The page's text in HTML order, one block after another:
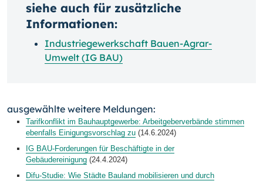
siehe auch für zusätzliche
Informationen:
Industriegewerkschaft Bauen-Agrar-
Umwelt (IG BAU)
ausgewählte weitere Meldungen:
Tarifkonflikt im Bauhauptgewerbe: Arbeitgeberverbände stimmen
ebenfalls Einigungsvorschlag zu (14.6.2024)
IG BAU-Forderungen für Beschäftigte in der
Gebäudereinigung (24.4.2024)
Difu-Studie: Wie Städte Bauland mobilisieren und durch